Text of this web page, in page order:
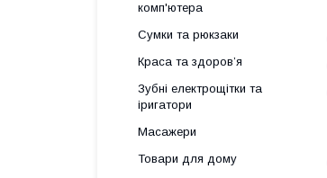
комп'ютера
Сумки та рюкзаки
Краса та здоров’я
Зубні електрощітки та
іригатори
Масажери
Товари для дому